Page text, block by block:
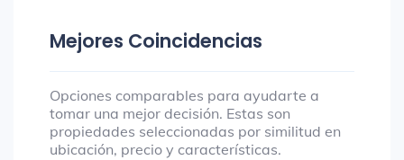
Mejores Coincidencias
Opciones comparables para ayudarte a
tomar una mejor decisión. Estas son
propiedades seleccionadas por similitud en
ubicación, precio y características.